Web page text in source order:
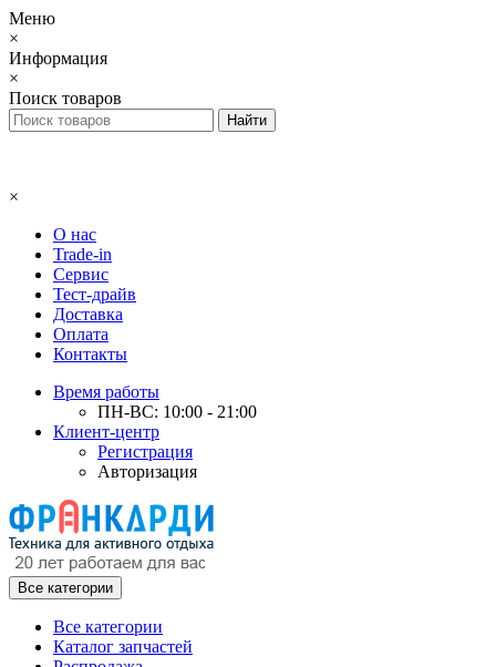
Меню
×
Информация
×
Поиск товаров
×
О нас
Trade-in
Сервис
Тест-драйв
Доставка
Оплата
Контакты
Время работы
ПН-ВС: 10:00 - 21:00
Клиент-центр
Регистрация
Авторизация
Все категории
Все категории
Каталог запчастей